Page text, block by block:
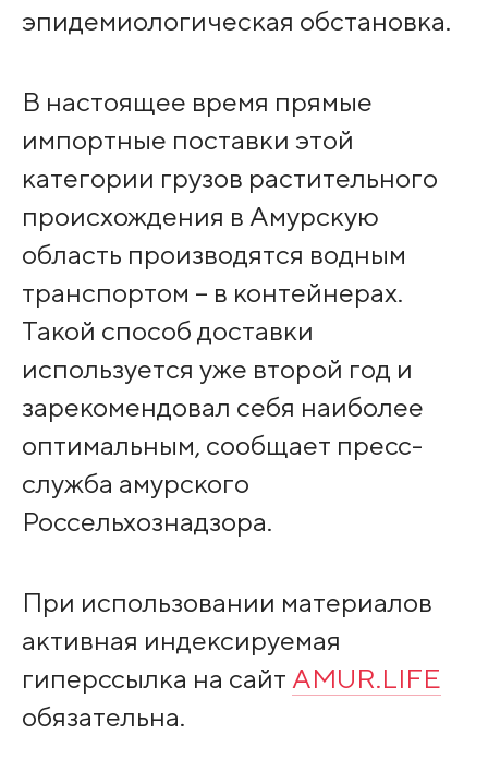
эпидемиологическая обстановка.
В настоящее время прямые
импортные поставки этой
категории грузов растительного
происхождения в Амурскую
область производятся водным
транспортом – в контейнерах.
Такой способ доставки
используется уже второй год и
зарекомендовал себя наиболее
оптимальным, сообщает пресс-
служба амурского
Россельхознадзора.
При использовании материалов
активная индексируемая
гиперссылка на сайт AMUR.LIFE
обязательна.